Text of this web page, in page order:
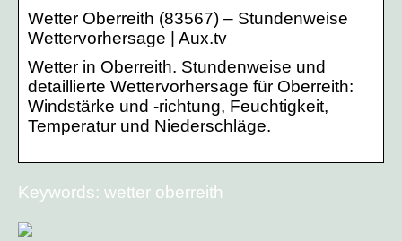
Wetter Oberreith (83567) – Stundenweise
Wettervorhersage | Aux.tv
Wetter in Oberreith. Stundenweise und
detaillierte Wettervorhersage für Oberreith:
Windstärke und -richtung, Feuchtigkeit,
Temperatur und Niederschläge.
Keywords: wetter oberreith